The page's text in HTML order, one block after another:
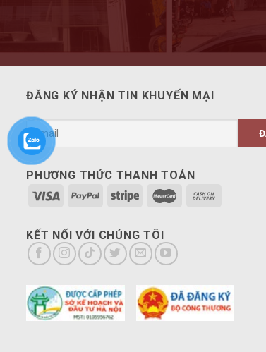
ĐĂNG KÝ NHẬN TIN KHUYẾN MẠI
PHƯƠNG THỨC THANH TOÁN
KẾT NỐI VỚI CHÚNG TÔI